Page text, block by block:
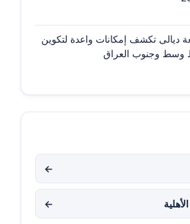
ديالى تكشف إمكانات واعدة لتكوين
وسط وجنوب العراق
←
←